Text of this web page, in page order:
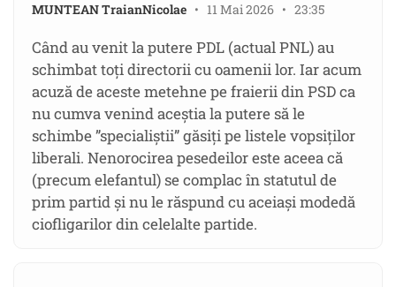
MUNTEAN TraianNicolae • 11 Mai 2026 • 23:35
Când au venit la putere PDL (actual PNL) au
schimbat toți directorii cu oamenii lor. Iar acum
acuză de aceste metehne pe fraierii din PSD ca
nu cumva venind aceștia la putere să le
schimbe ”specialiștii” găsiți pe listele vopsiților
liberali. Nenorocirea pesedeilor este aceea că
(precum elefantul) se complac în statutul de
prim partid și nu le răspund cu aceiași modedă
ciofligarilor din celelalte partide.